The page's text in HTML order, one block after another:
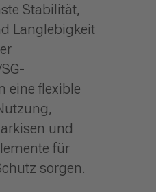
Stabilität,
Langlebigkeit
eine flexible
und
für
sorgen.